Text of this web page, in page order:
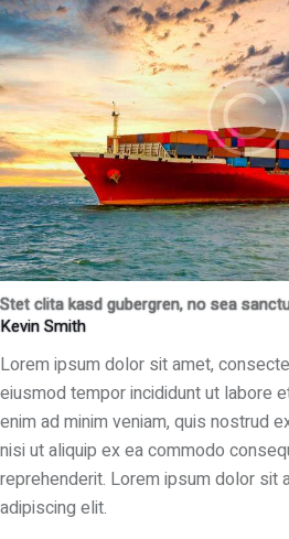
Stet clita kasd gubergren, no sea
Kevin Smith
Lorem ipsum dolor sit amet,
eiusmod tempor incididunt ut labore
enim ad minim veniam, quis nostrud
nisi ut aliquip ex ea commodo
reprehenderit. Lorem ipsum dolor sit
adipiscing elit.